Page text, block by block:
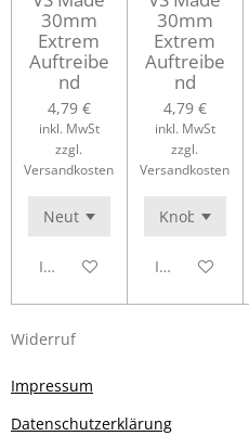
30mm
Extrem
Auftreibe
nd
4,79 €
inkl. MwSt
zzgl.
Versandkosten
In den Warenkorb
30mm
Extrem
Auftreibe
nd
4,79 €
inkl. MwSt
zzgl.
Versandkosten
In den
Widerruf
Impressum
Datenschutzerklärung